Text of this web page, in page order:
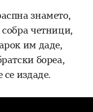
знамето,
четници,
им даде,
бореа,
се издаде.